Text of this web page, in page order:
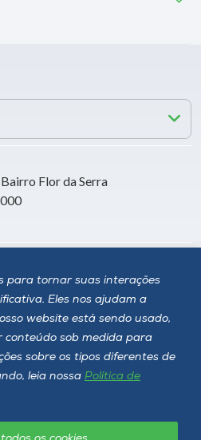
para tornar suas interações
Eles nos ajudam a
website está sendo usado,
conteúdo sob medida para
sobre os tipos diferentes de
leia nossa Política de
Flor da Serra